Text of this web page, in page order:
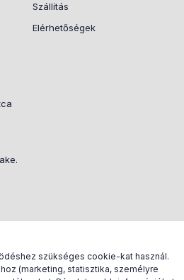
Szállítás
Elérhetőségek
szükséges cookie-kat használ.
(marketing, statisztika, személyre